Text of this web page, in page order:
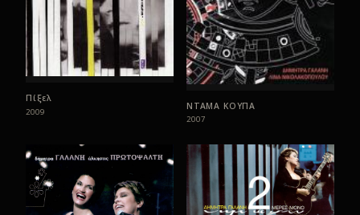
Πίξελ
2009
ΝΤΑΜΑ ΚΟΥΠΑ
2007